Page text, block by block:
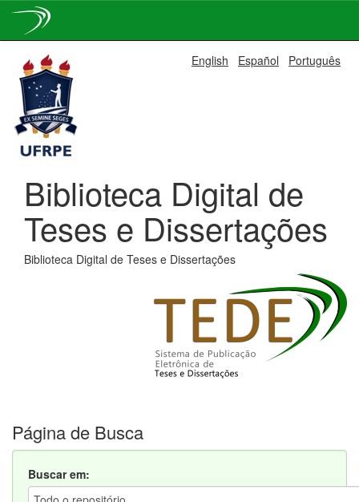
navigation
English Español Português
Biblioteca Digital de
Teses e Dissertações
Biblioteca Digital de Teses e Dissertações
Página de Busca
Buscar em: